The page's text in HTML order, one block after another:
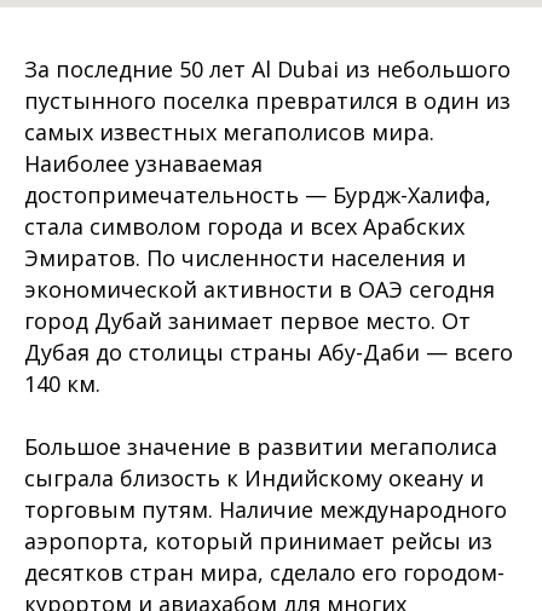
За последние 50 лет Al Dubai из небольшого
пустынного поселка превратился в один из
самых известных мегаполисов мира.
Наиболее узнаваемая
достопримечательность — Бурдж-Халифа,
стала символом города и всех Арабских
Эмиратов. По численности населения и
экономической активности в ОАЭ сегодня
город Дубай занимает первое место. От
Дубая до столицы страны Абу-Даби — всего
140 км.
Большое значение в развитии мегаполиса
сыграла близость к Индийскому океану и
торговым путям. Наличие международного
аэропорта, который принимает рейсы из
десятков стран мира, сделало его городом-
курортом и авиахабом для многих